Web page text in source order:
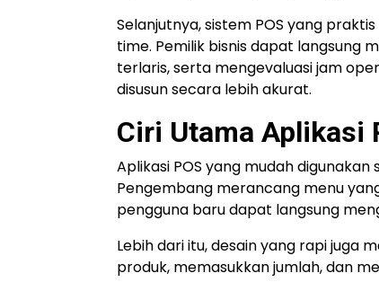
Selanjutnya, sistem POS yang
time. Pemilik bisnis dapat langsung
terlaris, serta mengevaluasi jam
disusun secara lebih akurat.
Ciri Utama Aplikasi
Aplikasi POS yang mudah
Pengembang merancang menu
pengguna baru dapat langsung
Lebih dari itu, desain yang rapi juga
produk, memasukkan jumlah, dan